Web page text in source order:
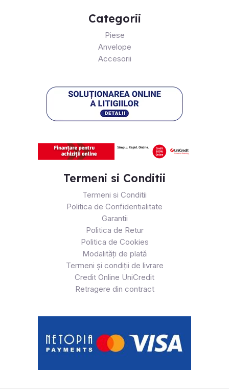
Categorii
Piese
Anvelope
Accesorii
Termeni si Conditii
Termeni si Conditii
Politica de Confidentialitate
Garantii
Politica de Retur
Politica de Cookies
Modalități de plată
Termeni și condiții de livrare
Credit Online UniCredit
Retragere din contract